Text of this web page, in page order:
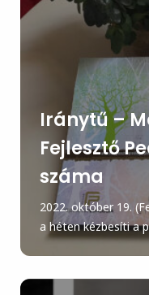
Iránytű –
Fejlesztő
száma
2022. október 19.
a héten kézbesíti a